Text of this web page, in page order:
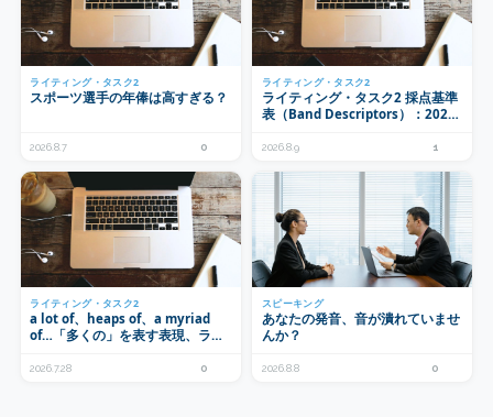
ライティング・タスク2
スポーツ選手の年俸は高すぎる？
2026.8.7 0
ライティング・タスク2
ライティング・タスク2 採点基準
表（Band Descriptors）：2023
2026.8.9 1
ライティング・タスク2
a lot of、heaps of、a myriad
of…「多くの」を表す表現、ライ
方
2026.7.28 0
スピーキング
あなたの発音、音が潰れていませ
んか？
2026.8.8 0